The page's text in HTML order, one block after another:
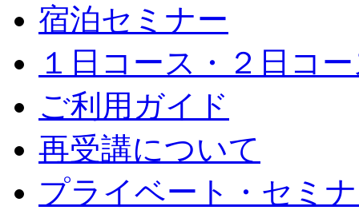
宿泊セミナー
１日コース・２日コ
ご利用ガイド
再受講について
プライベート・セミ